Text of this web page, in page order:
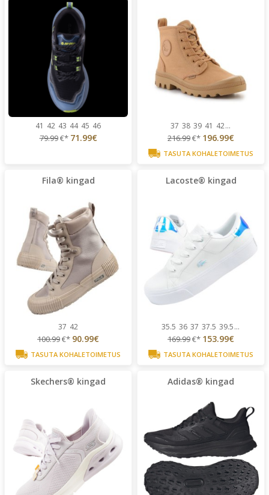
41 42 43 44 45 46
79.99€* 71.99€
37 38 39 41 42...
216.99€* 196.99€
TASUTA KOHALETOIMETUS
Fila® kingad
37 42
100.99€* 90.99€
TASUTA KOHALETOIMETUS
Lacoste® kingad
35.5 36 37 37.5 39.5...
169.99€* 153.99€
TASUTA KOHALETOIMETUS
Skechers® kingad Adidas® kingad